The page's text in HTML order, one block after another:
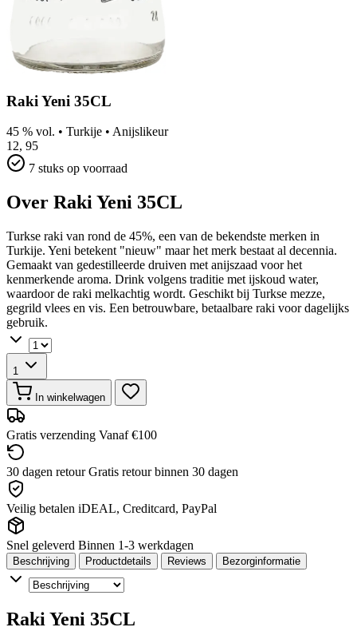
Raki Yeni 35CL
45 % vol. • Turkije • Anijslikeur
12, 95
7 stuks op voorraad
Over Raki Yeni 35CL
Turkse raki van rond de 45%, een van de bekendste merken in
Turkije. Yeni betekent "nieuw" maar het merk bestaat al decennia.
Gemaakt van gedestilleerde druiven met anijszaad voor het
kenmerkende aroma. Drink volgens traditie met ijskoud water,
waardoor de raki melkachtig wordt. Geschikt bij Turkse mezze,
gegrild vlees en vis. Een betrouwbare, betaalbare raki voor dagelijks
gebruik.
1
In winkelwagen
Gratis verzending Vanaf €100
30 dagen retour Gratis retour binnen 30 dagen
Veilig betalen iDEAL, Creditcard, PayPal
Snel geleverd Binnen 1-3 werkdagen
Beschrijving Productdetails Reviews Bezorginformatie
Raki Yeni 35CL